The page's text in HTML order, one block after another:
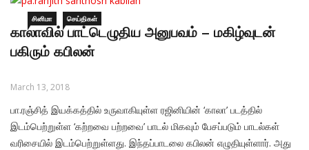
சினிமா செய்திகள்
காலாவில் பாட்டெழுதிய அனுபவம் – மகிழ்வுடன்
பகிரும் கபிலன்
March 13, 2018
பா.ரஞ்சித் இயக்கத்தில் உருவாகியுள்ள ரஜினியின் ‘காலா’ படத்தில்
இடம்பெற்றுள்ள ‘கற்றவை பற்றவை’ பாடல் மிகவும் பேசப்படும் பாடல்கள்
வரிசையில் இடம்பெற்றுள்ளது. இந்தப்பாடலை கபிலன் எழுதியுள்ளார். அது